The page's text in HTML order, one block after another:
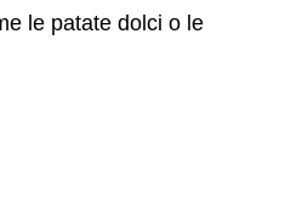
le patate dolci o le